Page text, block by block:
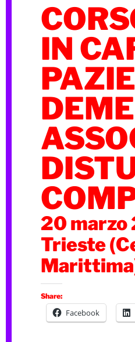
IN
20 marzo
Trieste
Share:
Facebook